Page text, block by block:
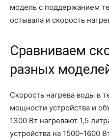
модель с поддержанием
остывала и скорость
Сравниваем
разных
Скорость нагрева воды в
мощности устройства и
1300 Вт нагревают 1,5
устройства на 1500–1600